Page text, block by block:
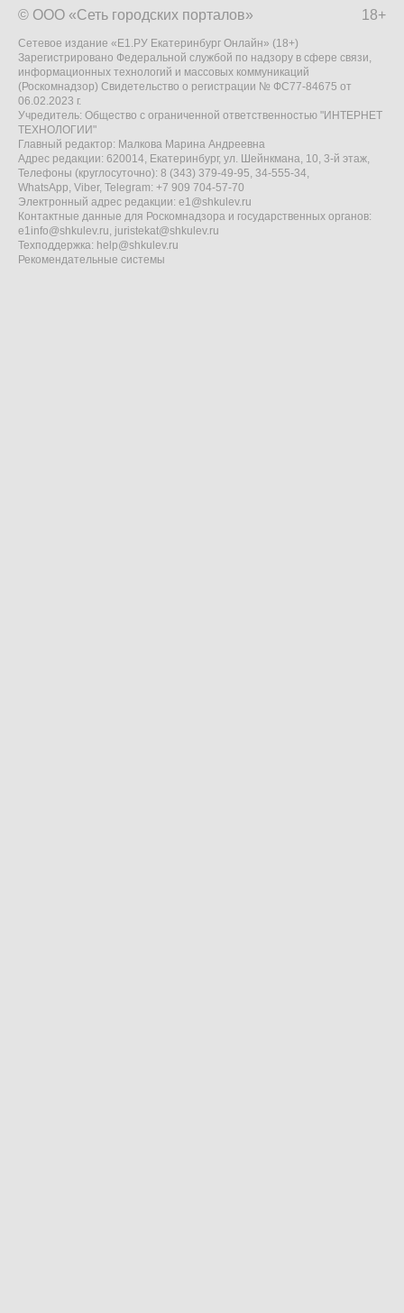
18+
© ООО «Сеть городских порталов»
Сетевое издание «Е1.РУ Екатеринбург Онлайн» (18+)
Зарегистрировано Федеральной службой по надзору в сфере связи,
информационных технологий и массовых коммуникаций
(Роскомнадзор) Свидетельство о регистрации № ФС77-84675 от
06.02.2023 г.
Учредитель: Общество с ограниченной ответственностью "ИНТЕРНЕТ
ТЕХНОЛОГИИ"
Главный редактор: Малкова Марина Андреевна
Адрес редакции: 620014, Екатеринбург, ул. Шейнкмана, 10, 3-й этаж,
Телефоны (круглосуточно): 8 (343) 379-49-95, 34-555-34,
WhatsApp, Viber, Telegram: +7 909 704-57-70
Электронный адрес редакции: e1@shkulev.ru
Контактные данные для Роскомнадзора и государственных органов:
e1info@shkulev.ru, juristekat@shkulev.ru
Техподдержка: help@shkulev.ru
Рекомендательные системы